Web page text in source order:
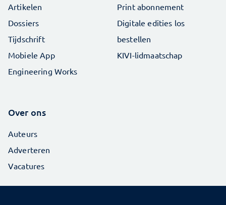
Artikelen
Dossiers
Tijdschrift
Mobiele App
Engineering Works
Print abonnement
Digitale edities los
bestellen
KIVI-lidmaatschap
Over ons
Auteurs
Adverteren
Vacatures